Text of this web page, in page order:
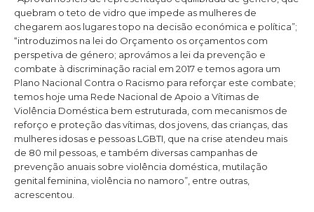
quebram o teto de vidro que impede as mulheres de
chegarem aos lugares topo na decisão económica e política”;
“introduzimos na lei do Orçamento os orçamentos com
perspetiva de género; aprovámos a lei da prevenção e
combate à discriminação racial em 2017 e temos agora um
Plano Nacional Contra o Racismo para reforçar este combate;
temos hoje uma Rede Nacional de Apoio a Vítimas de
Violência Doméstica bem estruturada, com mecanismos de
reforço e proteção das vítimas, dos jovens, das crianças, das
mulheres idosas e pessoas LGBTI, que na crise atendeu mais
de 80 mil pessoas, e também diversas campanhas de
prevenção anuais sobre violência doméstica, mutilação
genital feminina, violência no namoro”, entre outras,
acrescentou.